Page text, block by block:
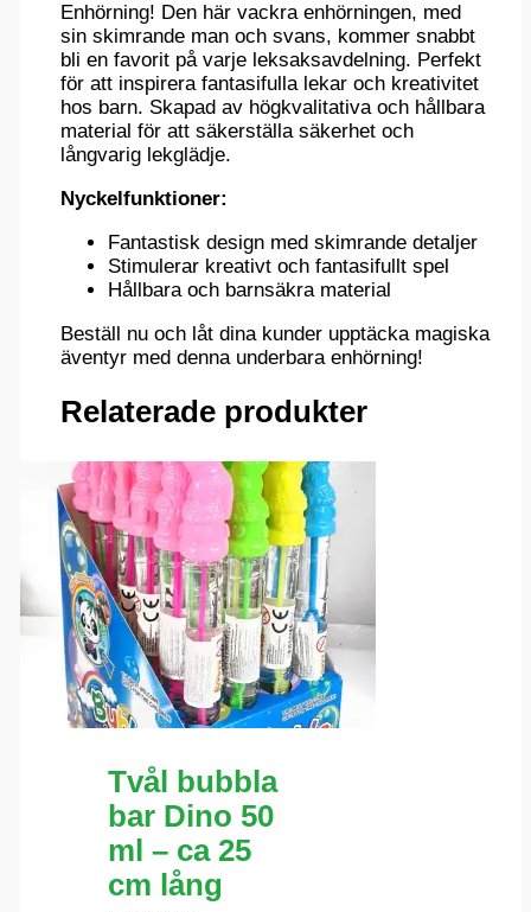
Enhörning! Den här vackra enhörningen, med
sin skimrande man och svans, kommer snabbt
bli en favorit på varje leksaksavdelning. Perfekt
för att inspirera fantasifulla lekar och kreativitet
hos barn. Skapad av högkvalitativa och hållbara
material för att säkerställa säkerhet och
långvarig lekglädje.
Nyckelfunktioner:
Fantastisk design med skimrande detaljer
Stimulerar kreativt och fantasifullt spel
Hållbara och barnsäkra material
Beställ nu och låt dina kunder upptäcka magiska
äventyr med denna underbara enhörning!
Relaterade produkter
Tvål bubbla
bar Dino 50
ml – ca 25
cm lång